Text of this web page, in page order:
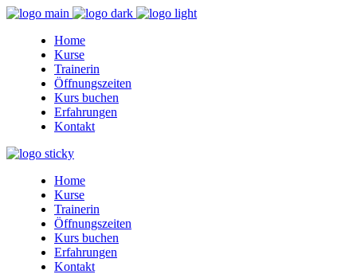
Home
Kurse
Trainerin
Öffnungszeiten
Kurs buchen
Erfahrungen
Kontakt
Home
Kurse
Trainerin
Öffnungszeiten
Kurs buchen
Erfahrungen
Kontakt